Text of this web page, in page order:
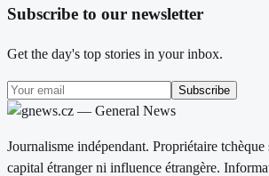
Subscribe to our newsletter
Get the day's top stories in your inbox.
Subscribe
Journalisme indépendant. Propriétaire tchèque
capital étranger ni influence étrangère.